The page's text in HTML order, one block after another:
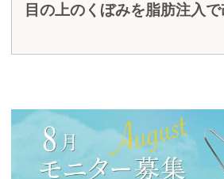
目の上のくぼみを脂肪注入